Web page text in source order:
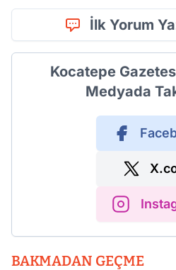
İlk Yorum
Kocatepe
Medyada
BAKMADAN GEÇME